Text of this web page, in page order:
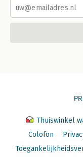
Thuiswinkel
Colofon